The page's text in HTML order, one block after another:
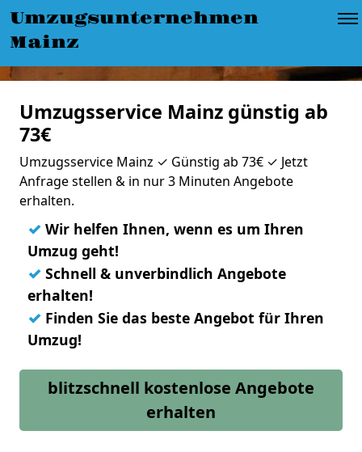
Umzugsunternehmen
Mainz
Umzugsservice Mainz günstig ab
73€
Umzugsservice Mainz ✓ Günstig ab 73€ ✓ Jetzt
Anfrage stellen & in nur 3 Minuten Angebote
erhalten.
✓ Wir helfen Ihnen, wenn es um Ihren
Umzug geht!
✓ Schnell & unverbindlich Angebote
erhalten!
✓ Finden Sie das beste Angebot für Ihren
Umzug!
blitzschnell kostenlose Angebote
erhalten